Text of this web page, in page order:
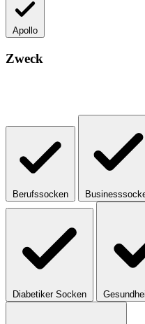
Apollo
Zweck
Berufssocken
Diabetiker Socken